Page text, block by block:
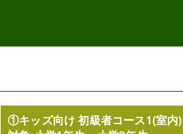
①キッズ向け 初級者コース1(室内)